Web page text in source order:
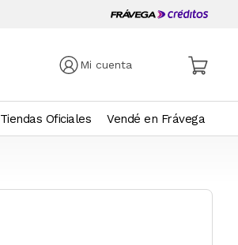
Mi cuenta
Tiendas Oficiales Vendé en Frávega